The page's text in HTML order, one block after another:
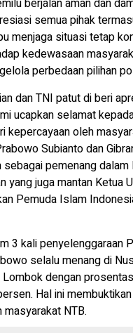
berjalan aman dan
semua pihak
menjaga situasi tetap
kedewasaan
perbedaan pilihan
dan TNI patut di beri
ucapkan selamat
kepercayaan oleh
Subianto dan
pemenang
yang juga mantan Ketua
Pemuda Islam
3 kali penyelenggaraan
selalu menang di
dengan
Hal ini
NTB.